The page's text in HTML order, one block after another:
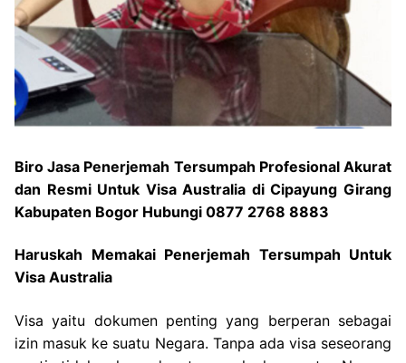
Biro Jasa Penerjemah Tersumpah Profesional Akurat
dan Resmi Untuk Visa Australia di Cipayung Girang
Kabupaten Bogor Hubungi 0877 2768 8883
Haruskah Memakai Penerjemah Tersumpah Untuk
Visa Australia
Visa yaitu dokumen penting yang berperan sebagai
izin masuk ke suatu Negara. Tanpa ada visa seseorang